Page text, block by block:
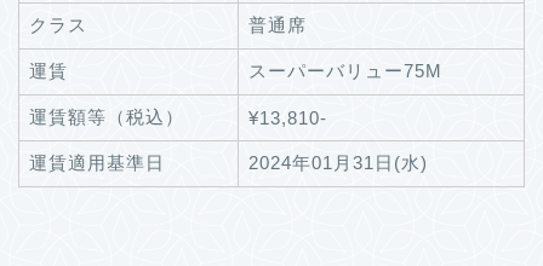
クラス 普通席
運賃 スーパーバリュー75M
運賃額等（税込） ¥13,810-
運賃適用基準日 2024年01月31日(水)